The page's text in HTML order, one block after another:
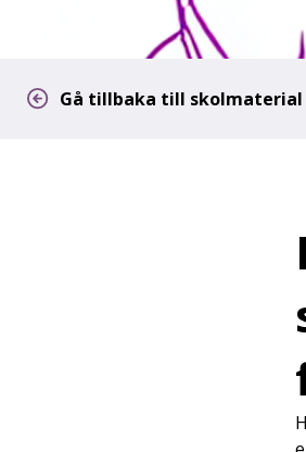
Gå tillbaka till skolmaterial